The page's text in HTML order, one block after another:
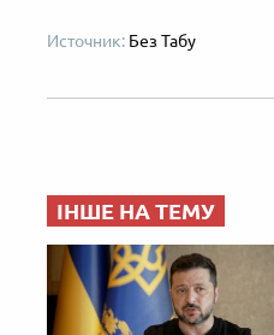
Без Табу
ІНШЕ НА ТЕМУ